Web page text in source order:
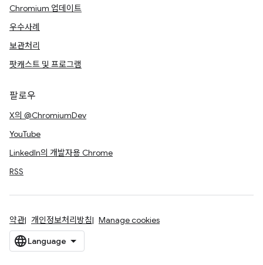
Chromium 업데이트
우수사례
보관처리
팟캐스트 및 프로그램
팔로우
X의 @ChromiumDev
YouTube
LinkedIn의 개발자용 Chrome
RSS
약관 개인정보처리방침 Manage cookies